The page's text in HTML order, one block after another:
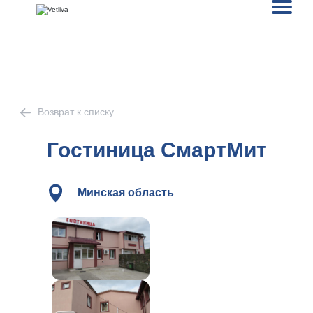
Возврат к списку
Гостиница СмартМит
Минская область